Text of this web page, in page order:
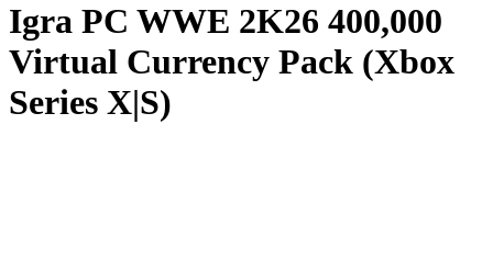
Igra PC WWE 2K26 400,000
Virtual Currency Pack (Xbox
Series X|S)